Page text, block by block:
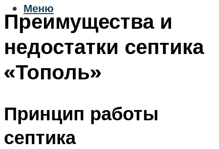
Меню
Преимущества и
недостатки септика
«Тополь»
Принцип работы
септика